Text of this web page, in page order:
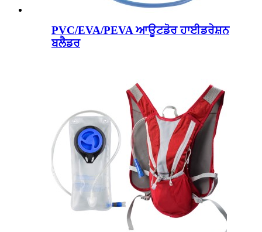
PVC/EVA/PEVA ਆਊਟਡੋਰ ਹਾਈਡਰੇਸ਼ਨ
ਬਲੈਡਰ